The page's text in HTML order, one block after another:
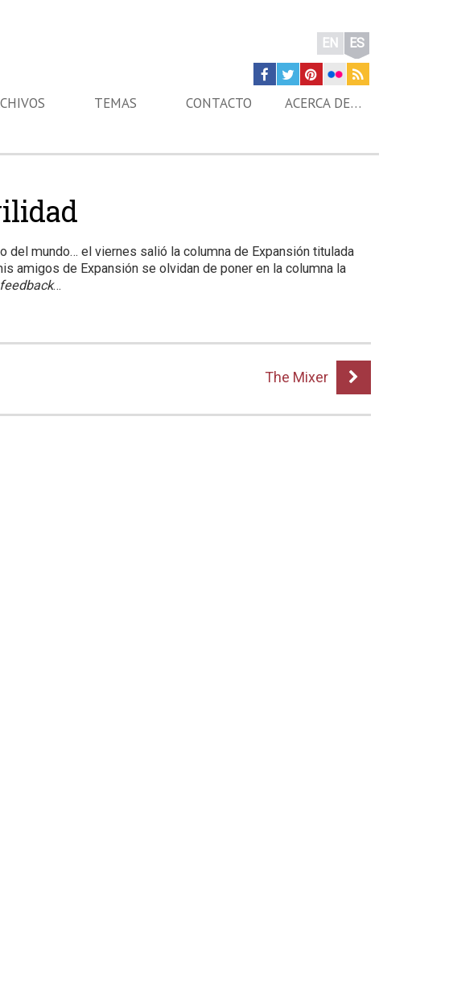
EN ES
TEMAS CONTACTO ACERCA DE…
del mundo… el viernes salió la columna de Expansión titulada
amigos de Expansión se olvidan de poner en la columna la
feedback…
The Mixer